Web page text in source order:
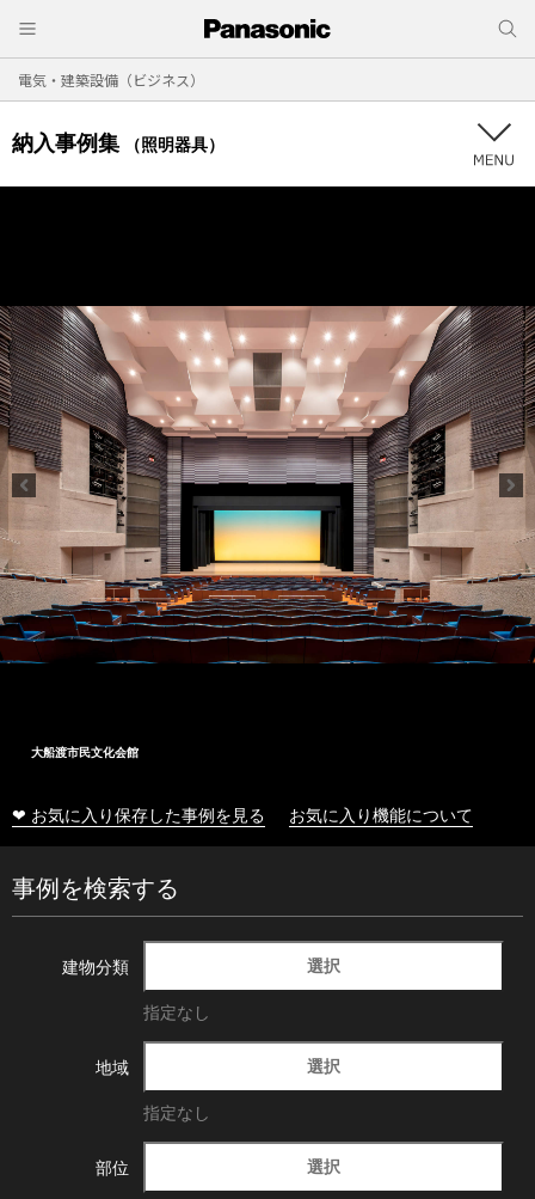
電気・建築設備（ビジネス）
納入事例集 （照明器具）
大船渡市民文化会館
❤ お気に入り保存した事例を見る お気に入り機能について
事例を検索する
建物分類 選択
指定なし
地域 選択
指定なし
部位 選択